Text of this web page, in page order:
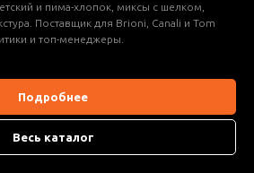
и пима-хлопок, миксы с шелком,
Поставщик для Brioni, Canali и Tom
и топ-менеджеры.
Подробнее
Весь каталог